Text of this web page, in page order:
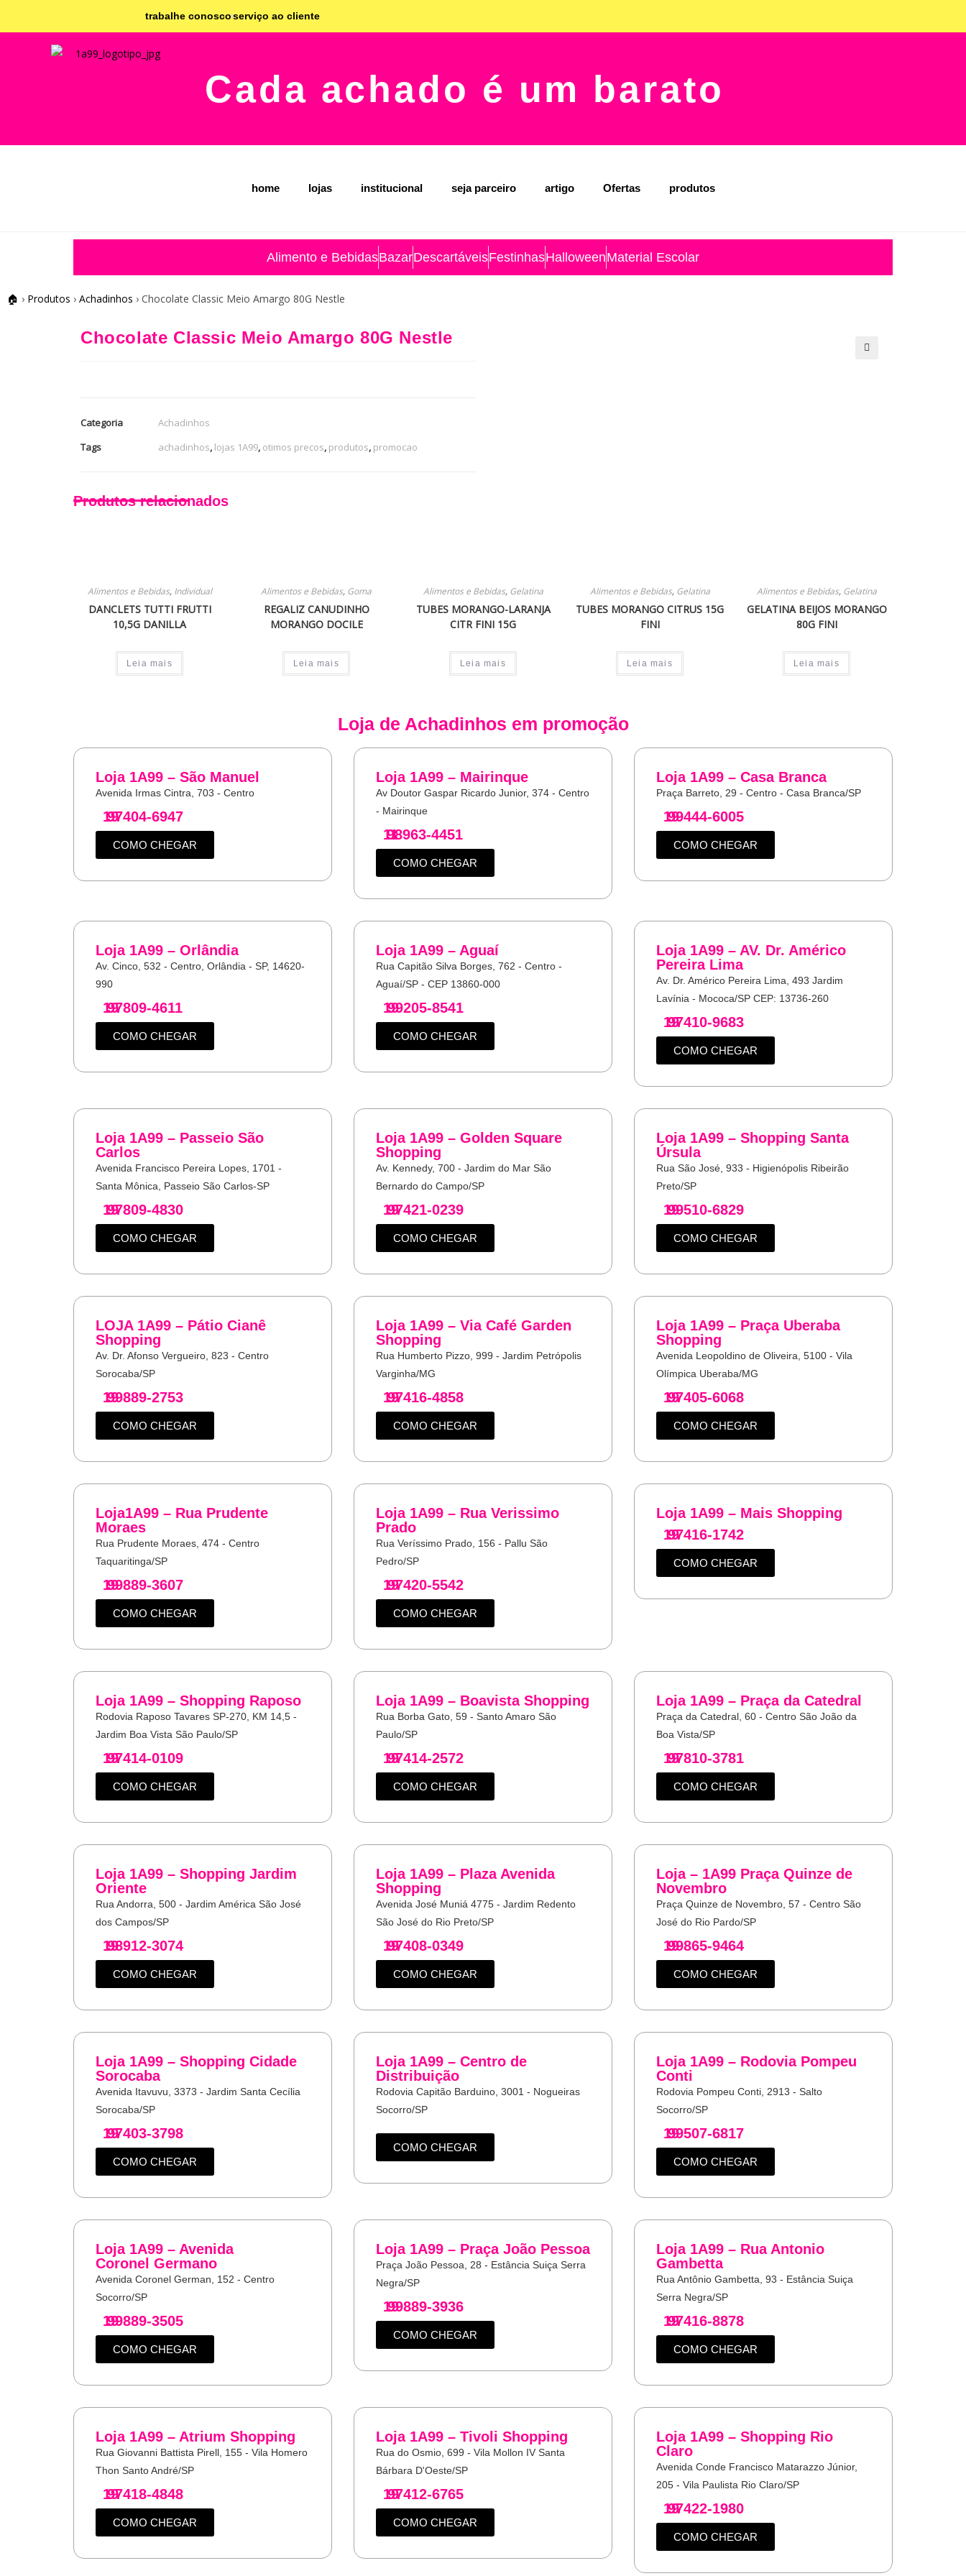
trabalhe conoscoserviço ao cliente
Cada achado é um barato
home lojas institucional seja parceiro artigo Ofertas produtos
Alimento e BebidasBazarDescartáveisFestinhasHalloweenMaterial Escolar
🏠 › Produtos › Achadinhos › Chocolate Classic Meio Amargo 80G Nestle
Chocolate Classic Meio Amargo 80G Nestle
Categoria
Achadinhos
Tags
achadinhos, lojas 1A99, otimos precos, produtos, promocao
Produtos relacionados
Alimentos e Bebidas, Individual
DANCLETS TUTTI FRUTTI
10,5G DANILLA
Leia mais
Alimentos e Bebidas, Goma
REGALIZ CANUDINHO
MORANGO DOCILE
Leia mais
Alimentos e Bebidas, Gelatina
TUBES MORANGO-LARANJA
CITR FINI 15G
Leia mais
Alimentos e Bebidas, Gelatina
TUBES MORANGO CITRUS 15G
FINI
Leia mais
Alimentos e Bebidas, Gelatina
GELATINA BEIJOS MORANGO
80G FINI
Leia mais
Loja de Achadinhos em promoção
Loja 1A99 – São Manuel
Avenida Irmas Cintra, 703 - Centro
19
97404-6947
COMO CHEGAR
Loja 1A99 – Mairinque
Av Doutor Gaspar Ricardo Junior, 374 - Centro
- Mairinque
11
98963-4451
COMO CHEGAR
Loja 1A99 – Casa Branca
Praça Barreto, 29 - Centro - Casa Branca/SP
19
99444-6005
COMO CHEGAR
Loja 1A99 – Orlândia
Av. Cinco, 532 - Centro, Orlândia - SP, 14620-
990
19
97809-4611
COMO CHEGAR
Loja 1A99 – Aguaí
Rua Capitão Silva Borges, 762 - Centro -
Aguaí/SP - CEP 13860-000
19
99205-8541
COMO CHEGAR
Loja 1A99 – AV. Dr. Américo
Pereira Lima
Av. Dr. Américo Pereira Lima, 493 Jardim
Lavínia - Mococa/SP CEP: 13736-260
19
97410-9683
COMO CHEGAR
Loja 1A99 – Passeio São
Carlos
Avenida Francisco Pereira Lopes, 1701 -
Santa Mônica, Passeio São Carlos-SP
19
97809-4830
COMO CHEGAR
Loja 1A99 – Golden Square
Shopping
Av. Kennedy, 700 - Jardim do Mar São
Bernardo do Campo/SP
19
97421-0239
COMO CHEGAR
Loja 1A99 – Shopping Santa
Úrsula
Rua São José, 933 - Higienópolis Ribeirão
Preto/SP
19
99510-6829
COMO CHEGAR
LOJA 1A99 – Pátio Cianê
Shopping
Av. Dr. Afonso Vergueiro, 823 - Centro
Sorocaba/SP
19
99889-2753
COMO CHEGAR
Loja 1A99 – Via Café Garden
Shopping
Rua Humberto Pizzo, 999 - Jardim Petrópolis
Varginha/MG
19
97416-4858
COMO CHEGAR
Loja 1A99 – Praça Uberaba
Shopping
Avenida Leopoldino de Oliveira, 5100 - Vila
Olímpica Uberaba/MG
19
97405-6068
COMO CHEGAR
Loja1A99 – Rua Prudente
Moraes
Rua Prudente Moraes, 474 - Centro
Taquaritinga/SP
19
99889-3607
COMO CHEGAR
Loja 1A99 – Rua Verissimo
Prado
Rua Veríssimo Prado, 156 - Pallu São
Pedro/SP
19
97420-5542
COMO CHEGAR
Loja 1A99 – Mais Shopping
19
97416-1742
COMO CHEGAR
Loja 1A99 – Shopping Raposo
Rodovia Raposo Tavares SP-270, KM 14,5 -
Jardim Boa Vista São Paulo/SP
19
97414-0109
COMO CHEGAR
Loja 1A99 – Boavista Shopping
Rua Borba Gato, 59 - Santo Amaro São
Paulo/SP
19
97414-2572
COMO CHEGAR
Loja 1A99 – Praça da Catedral
Praça da Catedral, 60 - Centro São João da
Boa Vista/SP
19
97810-3781
COMO CHEGAR
Loja 1A99 – Shopping Jardim
Oriente
Rua Andorra, 500 - Jardim América São José
dos Campos/SP
19
98912-3074
COMO CHEGAR
Loja 1A99 – Plaza Avenida
Shopping
Avenida José Muniá 4775 - Jardim Redento
São José do Rio Preto/SP
19
97408-0349
COMO CHEGAR
Loja – 1A99 Praça Quinze de
Novembro
Praça Quinze de Novembro, 57 - Centro São
José do Rio Pardo/SP
19
99865-9464
COMO CHEGAR
Loja 1A99 – Shopping Cidade
Sorocaba
Avenida Itavuvu, 3373 - Jardim Santa Cecília
Sorocaba/SP
19
97403-3798
COMO CHEGAR
Loja 1A99 – Centro de
Distribuição
Rodovia Capitão Barduino, 3001 - Nogueiras
Socorro/SP
COMO CHEGAR
Loja 1A99 – Rodovia Pompeu
Conti
Rodovia Pompeu Conti, 2913 - Salto
Socorro/SP
19
99507-6817
COMO CHEGAR
Loja 1A99 – Avenida
Coronel Germano
Avenida Coronel German, 152 - Centro
Socorro/SP
19
99889-3505
COMO CHEGAR
Loja 1A99 – Praça João Pessoa
Praça João Pessoa, 28 - Estância Suiça Serra
Negra/SP
19
99889-3936
COMO CHEGAR
Loja 1A99 – Rua Antonio
Gambetta
Rua Antônio Gambetta, 93 - Estância Suiça
Serra Negra/SP
19
97416-8878
COMO CHEGAR
Loja 1A99 – Atrium Shopping
Rua Giovanni Battista Pirell, 155 - Vila Homero
Thon Santo André/SP
19
97418-4848
COMO CHEGAR
Loja 1A99 – Tivoli Shopping
Rua do Osmio, 699 - Vila Mollon IV Santa
Bárbara D'Oeste/SP
19
97412-6765
COMO CHEGAR
Loja 1A99 – Shopping Rio
Claro
Avenida Conde Francisco Matarazzo Júnior,
205 - Vila Paulista Rio Claro/SP
19
97422-1980
COMO CHEGAR